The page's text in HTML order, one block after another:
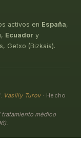
activos en España,
, Ecuador y
Getxo (Bizkaia).
Vasiliy Turov· Hecho
tratamiento médico